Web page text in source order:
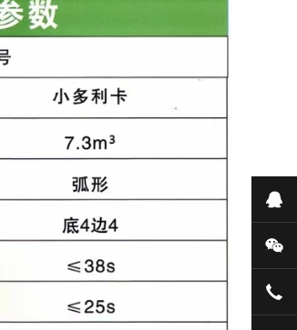
微
专